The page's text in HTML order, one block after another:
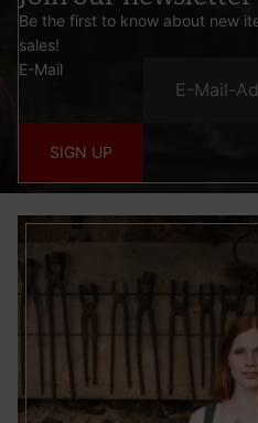
Be the first to know about new
sales!
E-Mail
SIGN UP